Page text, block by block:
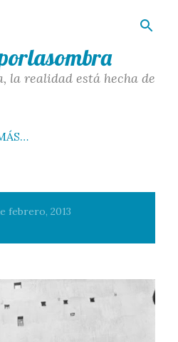
la realidad está hecha de
febrero, 2013